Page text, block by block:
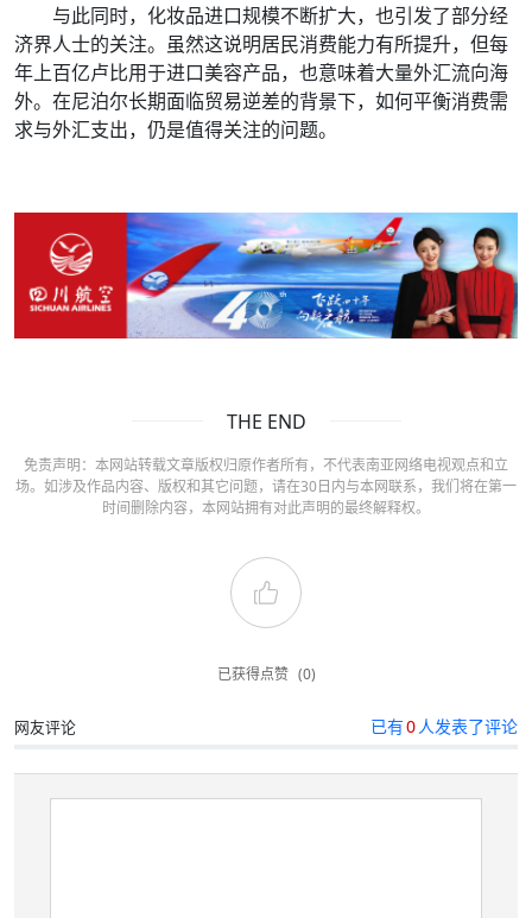
与此同时，化妆品进口规模不断扩大，也引发了部分经
济界人士的关注。虽然这说明居民消费能力有所提升，但每
年上百亿卢比用于进口美容产品，也意味着大量外汇流向海
外。在尼泊尔长期面临贸易逆差的背景下，如何平衡消费需
求与外汇支出，仍是值得关注的问题。
THE END
免责声明：本网站转载文章版权归原作者所有，不代表南亚网络电视观点和立
场。如涉及作品内容、版权和其它问题，请在30日内与本网联系，我们将在第一
时间删除内容，本网站拥有对此声明的最终解释权。
已获得点赞 (0)
网友评论 已有0 人发表了评论